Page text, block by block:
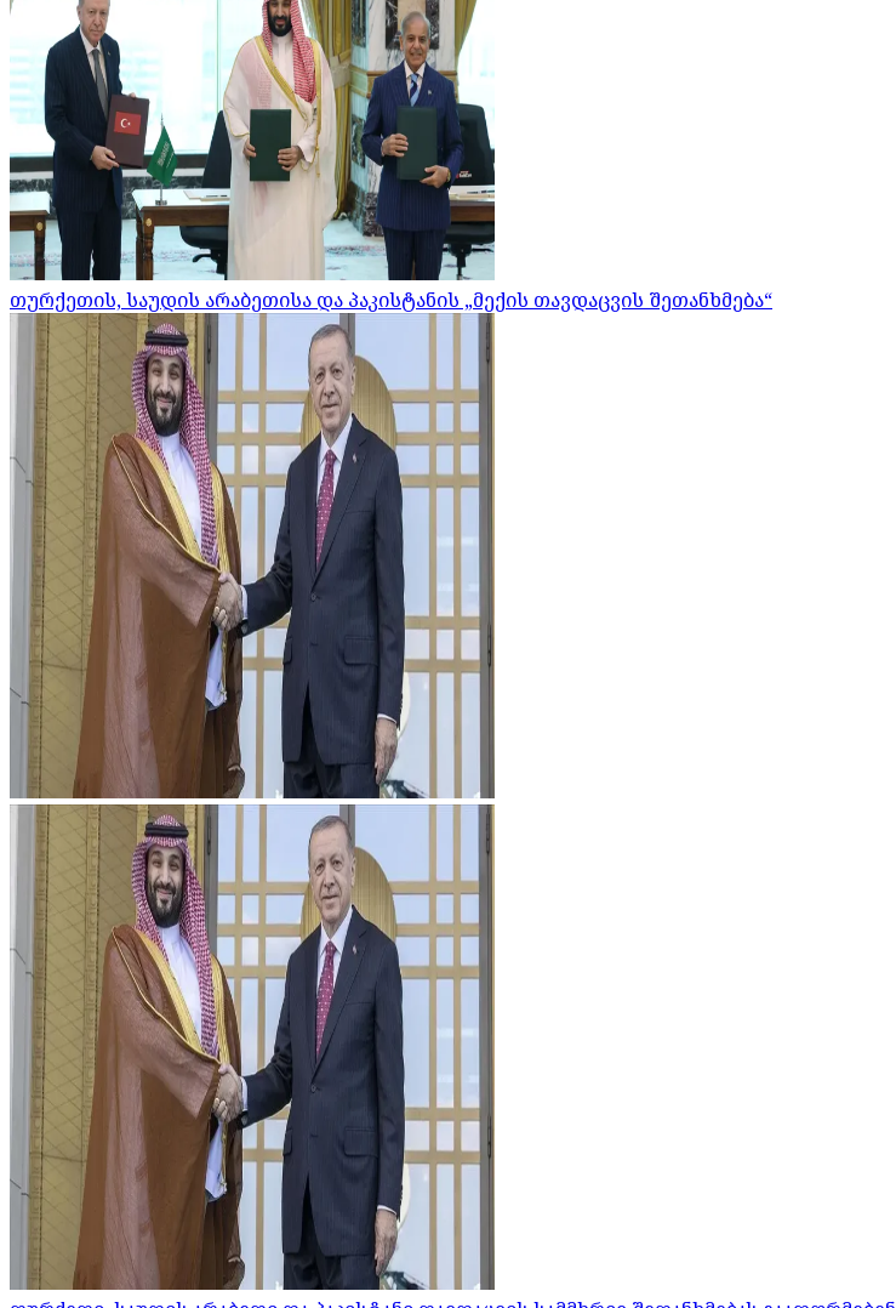
თურქეთის, საუდის არაბეთისა და პაკისტანის „მექის თავდაცვის შეთანხმება“